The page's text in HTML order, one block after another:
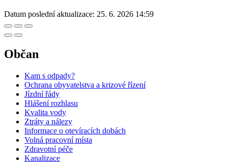
Datum poslední aktualizace: 25. 6. 2026 14:59
Občan
Kam s odpady?
Ochrana obyvatelstva a krizové řízení
Jízdní řády
Hlášení rozhlasu
Kvalita vody
Ztráty a nálezy
Informace o otevíracích dobách
Volná pracovní místa
Zdravotní péče
Kanalizace